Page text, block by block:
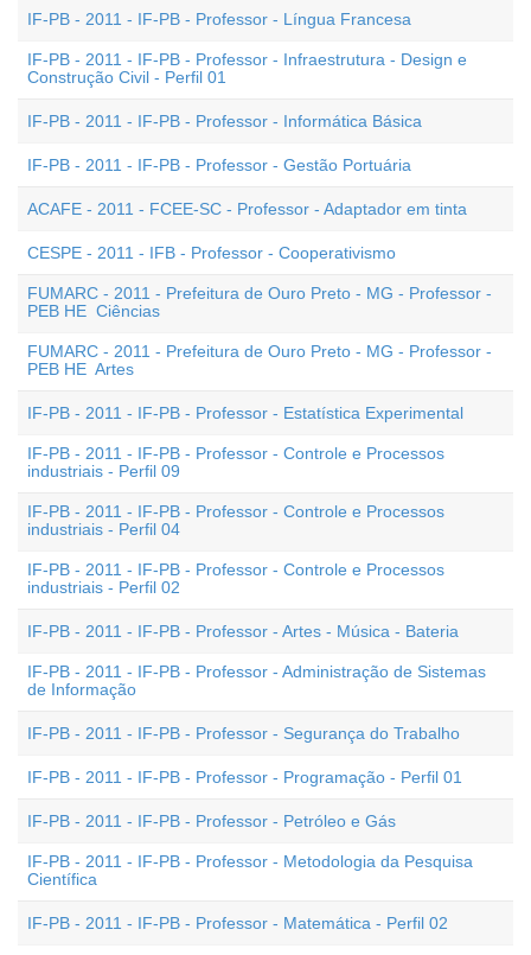
IF-PB - 2011 - IF-PB - Professor - Língua Francesa
IF-PB - 2011 - IF-PB - Professor - Infraestrutura - Design e
Construção Civil - Perfil 01
IF-PB - 2011 - IF-PB - Professor - Informática Básica
IF-PB - 2011 - IF-PB - Professor - Gestão Portuária
ACAFE - 2011 - FCEE-SC - Professor - Adaptador em tinta
CESPE - 2011 - IFB - Professor - Cooperativismo
FUMARC - 2011 - Prefeitura de Ouro Preto - MG - Professor -
PEB HE  Ciências
FUMARC - 2011 - Prefeitura de Ouro Preto - MG - Professor -
PEB HE  Artes
IF-PB - 2011 - IF-PB - Professor - Estatística Experimental
IF-PB - 2011 - IF-PB - Professor - Controle e Processos
industriais - Perfil 09
IF-PB - 2011 - IF-PB - Professor - Controle e Processos
industriais - Perfil 04
IF-PB - 2011 - IF-PB - Professor - Controle e Processos
industriais - Perfil 02
IF-PB - 2011 - IF-PB - Professor - Artes - Música - Bateria
IF-PB - 2011 - IF-PB - Professor - Administração de Sistemas
de Informação
IF-PB - 2011 - IF-PB - Professor - Segurança do Trabalho
IF-PB - 2011 - IF-PB - Professor - Programação - Perfil 01
IF-PB - 2011 - IF-PB - Professor - Petróleo e Gás
IF-PB - 2011 - IF-PB - Professor - Metodologia da Pesquisa
Científica
IF-PB - 2011 - IF-PB - Professor - Matemática - Perfil 02